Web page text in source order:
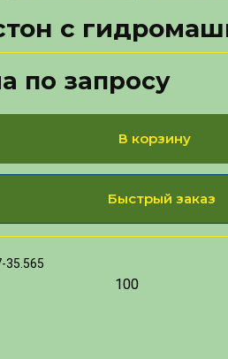
с
по запросу
В корзину
Быстрый заказ
35.565
100